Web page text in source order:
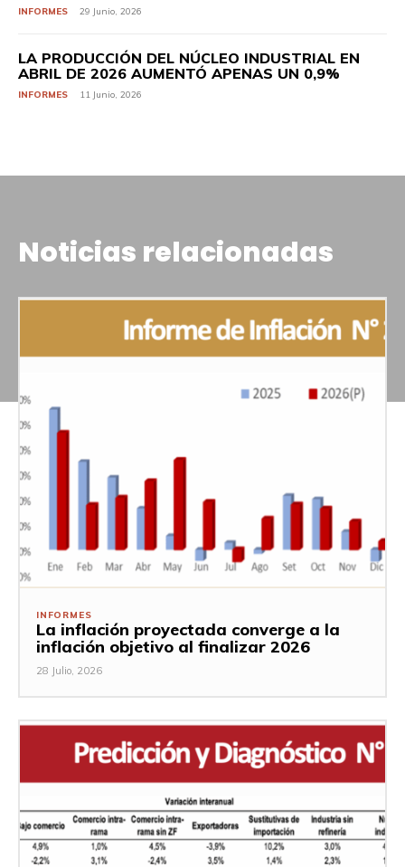
INFORMES 29 Junio, 2026
LA PRODUCCIÓN DEL NÚCLEO INDUSTRIAL EN
ABRIL DE 2026 AUMENTÓ APENAS UN 0,9%
INFORMES 11 Junio, 2026
Noticias relacionadas
INFORMES
La inflación proyectada converge a la
inflación objetivo al finalizar 2026
28 Julio, 2026